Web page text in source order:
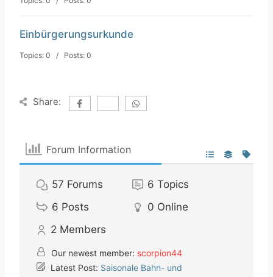
Einbürgerungsurkunde
Topics: 0 / Posts: 0
Share:
Forum Information
57 Forums 6 Topics
6 Posts 0 Online
2 Members
Our newest member: scorpion44
Latest Post: Saisonale Bahn- und